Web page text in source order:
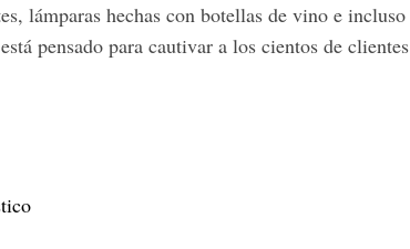
lámparas hechas con botellas de vino e incluso
pensado para cautivar a los cientos de clientes